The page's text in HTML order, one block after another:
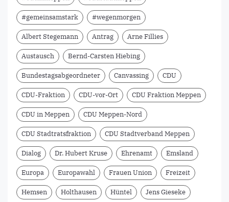
#gemeinsamstark #wegenmorgen
Albert Stegemann Antrag Arne Fillies
Austausch Bernd-Carsten Hiebing
Bundestagsabgeordneter Canvassing CDU
CDU-Fraktion CDU-vor-Ort CDU Fraktion Meppen
CDU in Meppen CDU Meppen-Nord
CDU Stadtratsfraktion CDU Stadtverband Meppen
Dialog Dr. Hubert Kruse Ehrenamt Emsland
Europa Europawahl Frauen Union Freizeit
Hemsen Holthausen Hüntel Jens Gieseke